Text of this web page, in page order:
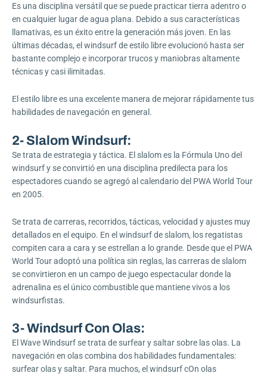
Es una disciplina versátil que se puede practicar tierra adentro o
en cualquier lugar de agua plana. Debido a sus características
llamativas, es un éxito entre la generación más joven. En las
últimas décadas, el windsurf de estilo libre evolucionó hasta ser
bastante complejo e incorporar trucos y maniobras altamente
técnicas y casi ilimitadas.
El estilo libre es una excelente manera de mejorar rápidamente tus
habilidades de navegación en general.
2- Slalom Windsurf:
Se trata de estrategia y táctica. El slalom es la Fórmula Uno del
windsurf y se convirtió en una disciplina predilecta para los
espectadores cuando se agregó al calendario del PWA World Tour
en 2005.
Se trata de carreras, recorridos, tácticas, velocidad y ajustes muy
detallados en el equipo. En el windsurf de slalom, los regatistas
compiten cara a cara y se estrellan a lo grande. Desde que el PWA
World Tour adoptó una política sin reglas, las carreras de slalom
se convirtieron en un campo de juego espectacular donde la
adrenalina es el único combustible que mantiene vivos a los
windsurfistas.
3- Windsurf Con Olas:
El Wave Windsurf se trata de surfear y saltar sobre las olas. La
navegación en olas combina dos habilidades fundamentales:
surfear olas y saltar. Para muchos, el windsurf cOn olas